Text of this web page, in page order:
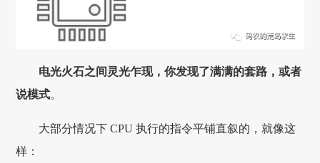
电光火石之间灵光乍现，你发现了满满的套路，或者
说模式。
大部分情况下 CPU 执行的指令平铺直叙的，就像这
样：